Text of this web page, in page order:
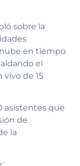
sobre la
en tiempo
el
de 15
asistentes que
de
la